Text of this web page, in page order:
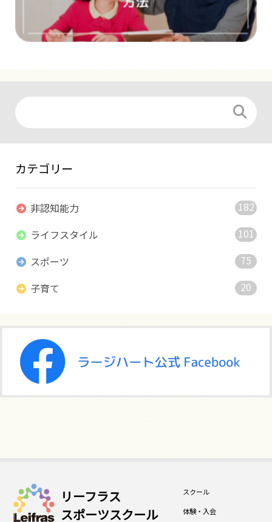
カテゴリー
非認知能力
182
ライフスタイル
101
スポーツ
75
子育て
20
リーフラス
スポーツスクール
スクール
体験・入会